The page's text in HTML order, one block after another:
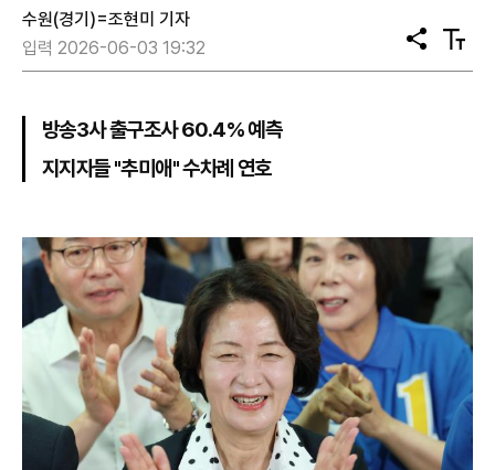
수원(경기)=조현미 기자
입력 2026-06-03 19:32
공
유
텍
스
방송3사 출구조사 60.4% 예측
지지자들 "추미애" 수차례 연호